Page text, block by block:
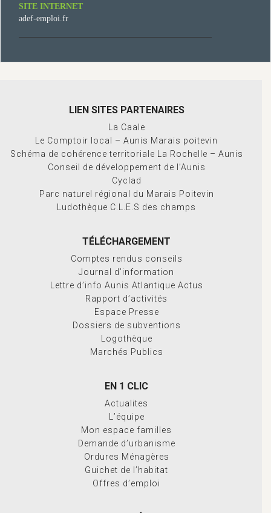
SITE INTERNET
adef-emploi.fr
LIEN SITES PARTENAIRES
La Caale
Le Comptoir local – Aunis Marais poitevin
Schéma de cohérence territoriale La Rochelle – Aunis
Conseil de développement de l’Aunis
Cyclad
Parc naturel régional du Marais Poitevin
Ludothèque C.L.E.S des champs
TÉLÉCHARGEMENT
Comptes rendus conseils
Journal d’information
Lettre d’info Aunis Atlantique Actus
Rapport d’activités
Espace Presse
Dossiers de subventions
Logothèque
Marchés Publics
EN 1 CLIC
Actualites
L’équipe
Mon espace familles
Demande d’urbanisme
Ordures Ménagères
Guichet de l’habitat
Offres d’emploi